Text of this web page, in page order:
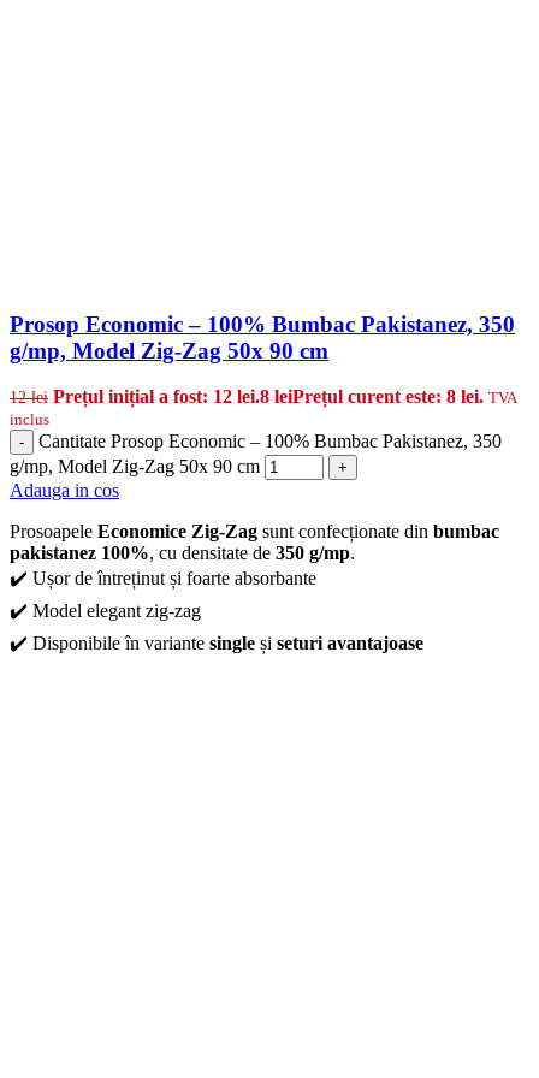
Prosop Economic – 100% Bumbac Pakistanez, 350
g/mp, Model Zig-Zag 50x 90 cm
12lei Prețul inițial a fost: 12 lei.8 leiPrețul curent este: 8 lei. TVA
inclus
-
Cantitate Prosop Economic – 100% Bumbac Pakistanez, 350
g/mp, Model Zig-Zag 50x 90 cm
+
Adauga in cos
Prosoapele Economice Zig-Zag sunt confecționate din bumbac
pakistanez 100%, cu densitate de 350 g/mp.
✔️ Ușor de întreținut și foarte absorbante
✔️ Model elegant zig-zag
✔️ Disponibile în variante single și seturi avantajoase